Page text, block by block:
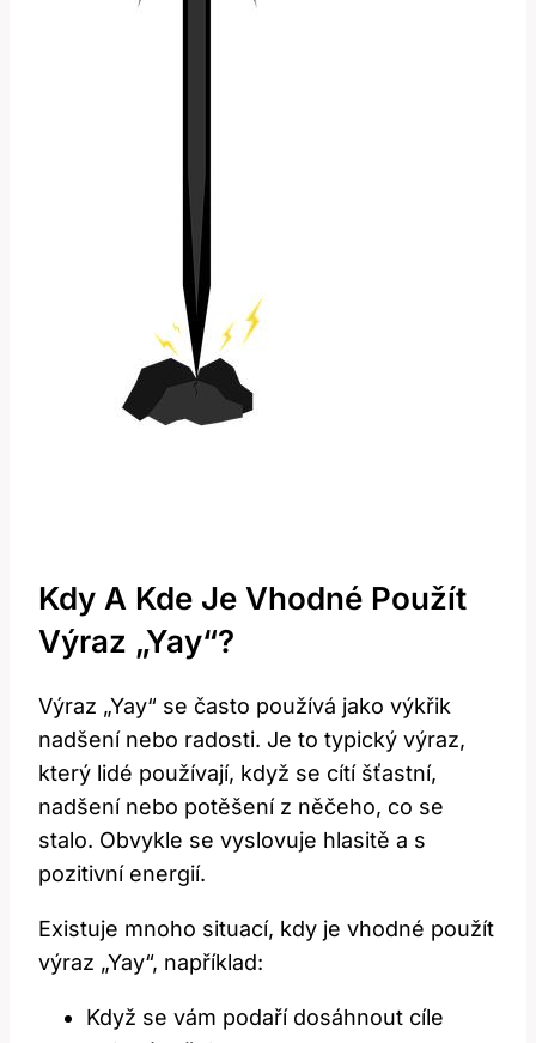
Kdy A Kde Je Vhodné Použít
Výraz „Yay“?
Výraz „Yay“ se často používá jako výkřik
nadšení nebo radosti. Je to typický výraz,
který lidé používají, když se cítí šťastní,
nadšení nebo potěšení z něčeho, co se
stalo. Obvykle se vyslovuje hlasitě a s
pozitivní energií.
Existuje mnoho situací, kdy je vhodné použít
výraz „Yay“, například:
Když se vám podaří dosáhnout cíle